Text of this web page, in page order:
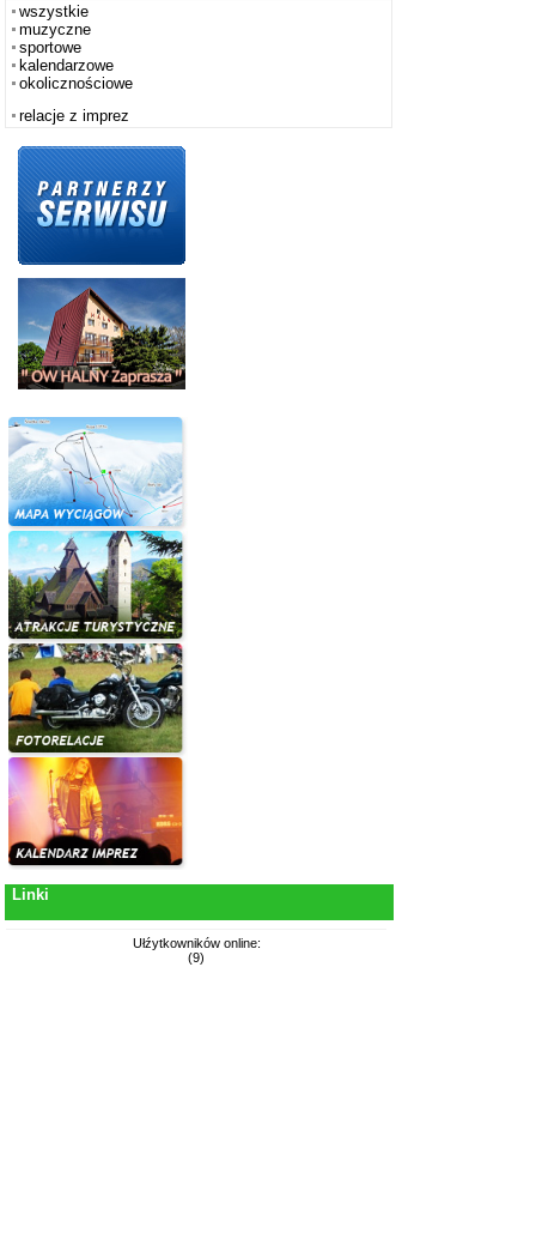
wszystkie
muzyczne
sportowe
kalendarzowe
okolicznościowe
relacje z imprez
Linki
Ułźytkowników online:
(9)